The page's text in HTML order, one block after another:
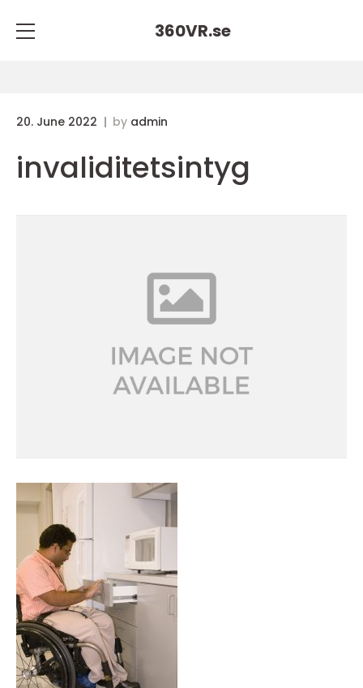
360VR.se
20. June 2022 by admin
invaliditetsintyg